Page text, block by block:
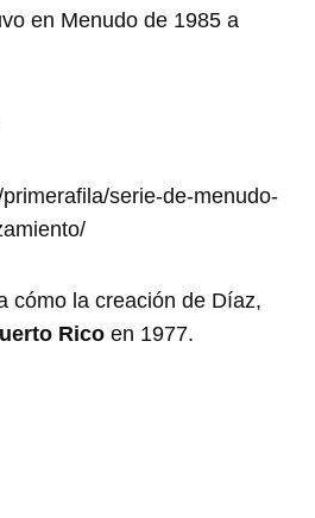
en Menudo de 1985 a
serie-de-menudo-
cómo la creación de Díaz,
Ricoen 1977.